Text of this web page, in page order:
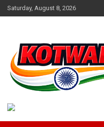
Skip
to
Saturday, August 8, 2026
kotwar.in